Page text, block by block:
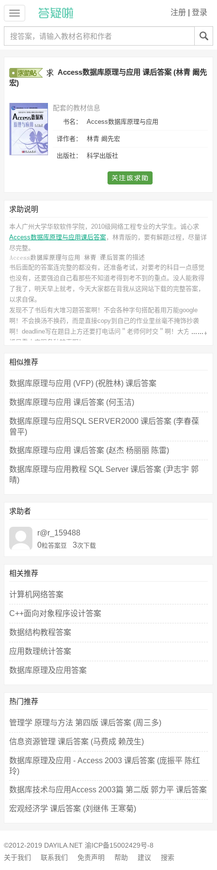
注册 登录
Access数据库原理与应用 课后答案 (林青 阚先
宏)
配套的教材信息
书名： Access数据库原理与应用
译作者： 林青 阚先宏
出版社： 科学出版社
求助说明
本人广州大学华软软件学院，2010级网络工程专业的大学生。诚心求
Access数据库原理与应用课后答案，林青版的，要有解题过程，尽量详
尽完整。
的描述
书后面配的答案连完整的都没有，还准备考试，对要考的科目一点感觉
也没有，还要强迫自己看那些不知道考得到考不到的重点。没人能救得
了我了，明天早上就考，今天大家都在背我从这网站下载的完整答案，
以求自保。
发现不了书后有大堆习题答案啊！不会各种字句搭配着用万能google
啊！不会换汤不换药，而是直接copy到自己的作业里丝毫不掩饰抄袭
啊！deadline写在题目上方还要打电话问＂老师何时交＂啊！大方向不
抓只看小字眼各种较真啊！
书名：Access数据库原理与应用
出版社：科学出版社
相似推荐
数据库原理与应用 (VFP) (祝胜林) 课后答案
数据库原理与应用 课后答案 (何玉洁)
数据库原理与应用SQL SERVER2000 课后答案 (李春葆
曾平)
数据库原理与应用 课后答案 (赵杰 杨丽丽 陈雷)
数据库原理与应用教程 SQL Server 课后答案 (尹志宇 郭
晴)
求助者
r@r_159488
0粒答案豆 3次下载
相关推荐
计算机网络答案
C++面向对象程序设计答案
数据结构教程答案
应用数理统计答案
数据库原理及应用答案
热门推荐
管理学 原理与方法 第四版 课后答案 (周三多)
信息资源管理 课后答案 (马费成 赖茂生)
数据库原理及应用 - Access 2003 课后答案 (庞振平 陈红
玲)
数据库技术与应用Access 2003篇 第二版 郭力平 课后答案
宏观经济学 课后答案 (刘继伟 王寒菊)
©2012-2019 DAYILA.NET 渝ICP备15002429号-8
关于我们
联系我们 免责声明 帮助 建议 搜索